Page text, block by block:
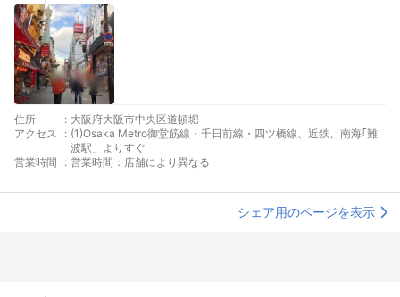
住所 : 大阪府大阪市中央区道頓堀
アクセス
: (1)Osaka Metro御堂筋線・千日前線・四ツ橋線、近鉄、南海｢難
波駅」よりすぐ
営業時間
: 営業時間：店舗により異なる
シェア用のページを表示